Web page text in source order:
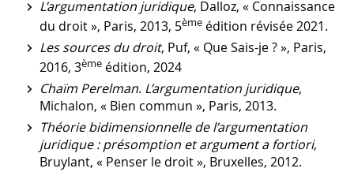
L’argumentation juridique, Dalloz, « Connaissance
du droit », Paris, 2013, 5ème édition révisée 2021.
Les sources du droit, Puf, « Que Sais-je ? », Paris,
2016, 3ème édition, 2024
Chaïm Perelman. L’argumentation juridique,
Michalon, « Bien commun », Paris, 2013.
Théorie bidimensionnelle de l’argumentation
juridique : présomption et argument a fortiori,
Bruylant, « Penser le droit », Bruxelles, 2012.